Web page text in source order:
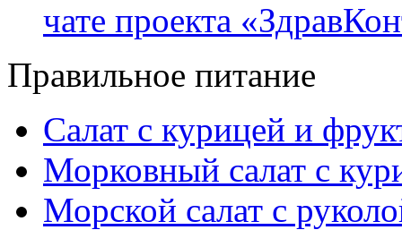
чате проекта
Правильное питание
Салат с курицей и
Морковный салат с
Морской салат с